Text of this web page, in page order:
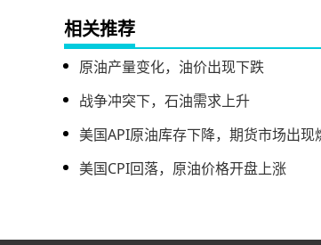
相关推荐
原油产量变化，油价出现下跌
战争冲突下，石油需求上升
美国CPI回落，原油价格开盘上涨